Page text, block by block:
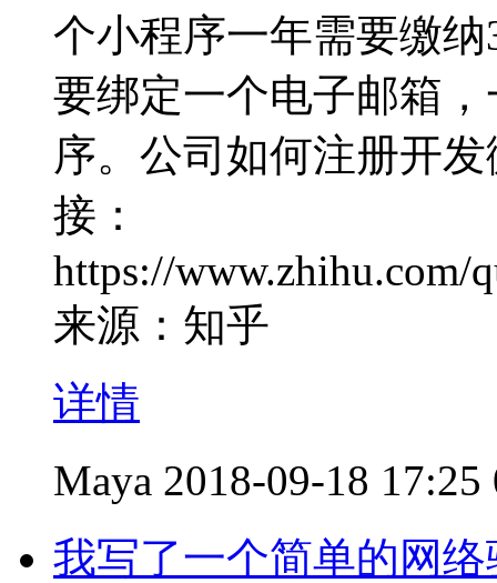
个小程序一年需要缴
要绑定一个电子邮箱
序。公司如何注册开
接：
https://www.zhihu.com/
来源：知乎
详情
Maya 2018-09-18 17:25
我写了一个简单的网